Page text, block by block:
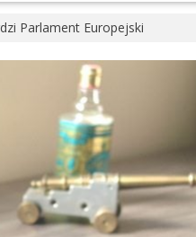
Parlament Europejski